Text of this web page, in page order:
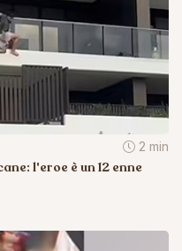
2 min
l'eroe è un 12 enne